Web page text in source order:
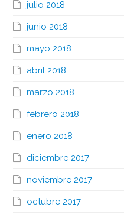
julio 2018
junio 2018
mayo 2018
abril 2018
marzo 2018
febrero 2018
enero 2018
diciembre 2017
noviembre 2017
octubre 2017